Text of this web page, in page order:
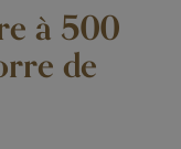
à 500
de